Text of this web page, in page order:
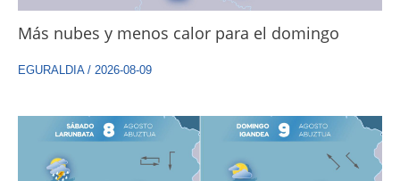
Más nubes y menos calor para el domingo
EGURALDIA/ 2026-08-09